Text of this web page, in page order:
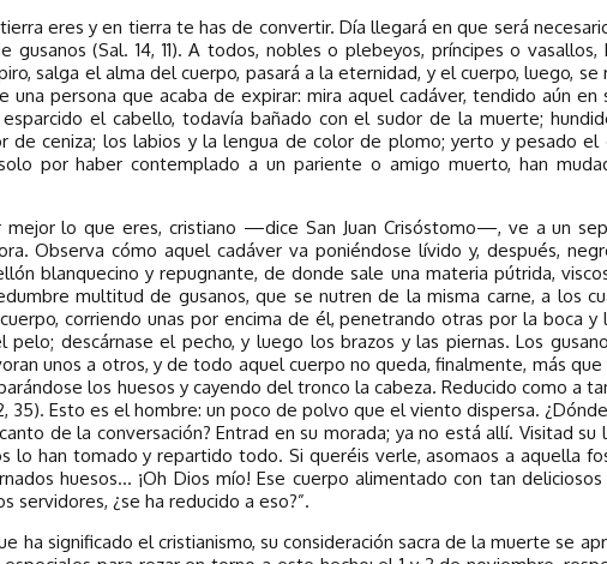
tierra eres y en tierra te has de convertir. Día llegará en que será
gusanos (Sal. 14, 11). A todos, nobles o plebeyos, príncipes o
salga el alma del cuerpo, pasará a la eternidad, y el cuerpo, luego, se
una persona que acaba de expirar: mira aquel cadáver, tendido aún en
el cabello, todavía bañado con el sudor de la muerte;
de ceniza; los labios y la lengua de color de plomo; yerto y pesado el
por haber contemplado a un pariente o amigo muerto, han
mejor lo que eres, cristiano —dice San Juan Crisóstomo—, ve a un
Observa cómo aquel cadáver va poniéndose lívido y, después,
blanquecino y repugnante, de donde sale una materia pútrida,
multitud de gusanos, que se nutren de la misma carne, a los
corriendo unas por encima de él, penetrando otras por la boca y
descárnase el pecho, y luego los brazos y las piernas. Los
unos a otros, y de todo aquel cuerpo no queda, finalmente, más
los huesos y cayendo del tronco la cabeza. Reducido como a
35). Esto es el hombre: un poco de polvo que el viento dispersa.
de la conversación? Entrad en su morada; ya no está allí. Visitad
lo han tomado y repartido todo. Si queréis verle, asomaos a aquella
huesos... ¡Oh Dios mío! Ese cuerpo alimentado con tan
servidores, ¿se ha reducido a eso?”.
ha significado el cristianismo, su consideración sacra de la muerte se